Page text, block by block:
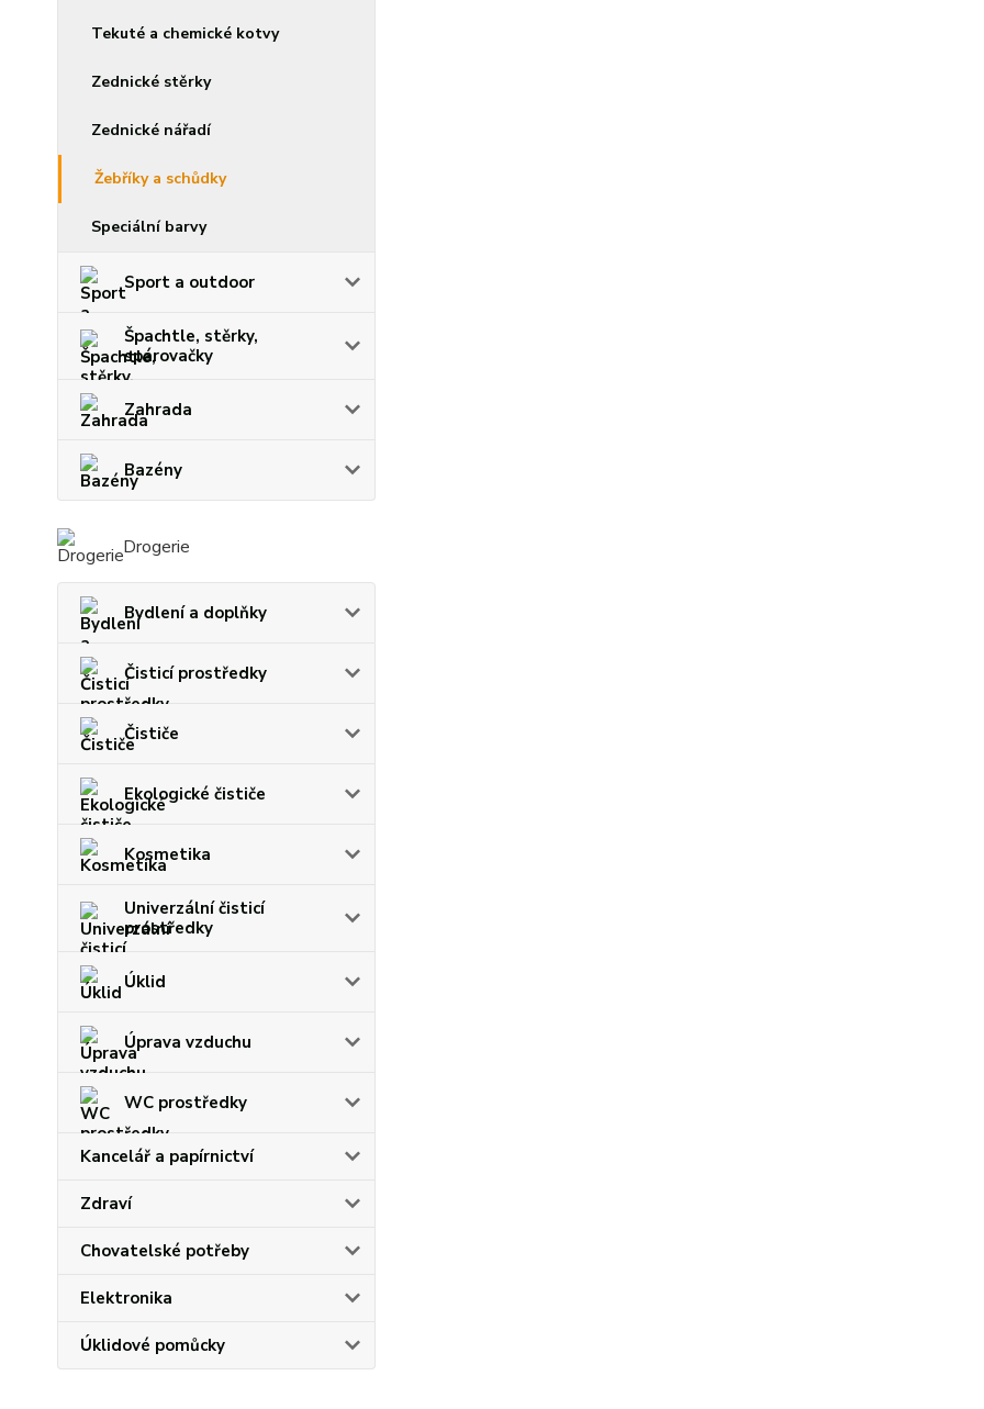
Tekuté a chemické kotvy
Zednické stěrky
Zednické nářadí
Žebříky a schůdky
Speciální barvy
Sport a outdoor
Špachtle, stěrky,
spárovačky
Zahrada
Bazény
Drogerie
Bydlení a doplňky
Čisticí prostředky
Čističe
Ekologické čističe
Kosmetika
Univerzální čisticí
prostředky
Úklid
Úprava vzduchu
WC prostředky
Kancelář a papírnictví
Zdraví
Chovatelské potřeby
Elektronika
Úklidové pomůcky